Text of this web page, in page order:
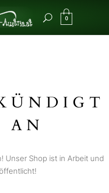
0
S
Unser Shop ist in Arbeit und